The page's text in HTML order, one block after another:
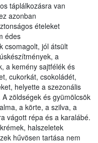
táplálkozásra van
azonban
ételeket
édes
csomagolt, jól átsült
a
a kemény sajtfélék és
cukorkát, csokoládét,
helyette a szezonális
zöldségek és gyümölcsök
a körte, a szilva, a
vágott répa és a karalábé.
halszeletek
hűvösen tartása nem